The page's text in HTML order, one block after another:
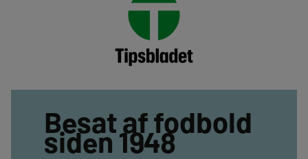
Besat af fodbold
siden 1948